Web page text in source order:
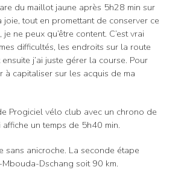
du maillot jaune après 5h28 min sur
tout en promettant de conserver ce
ne peux qu’être content. C’est vrai
difficultés, les endroits sur la route
j’ai juste gérer la course. Pour
à capitaliser sur les acquis de ma
Progiciel vélo club avec un chrono de
un temps de 5h40 min.
sans anicroche. La seconde étape
Dschang soit 90 km.